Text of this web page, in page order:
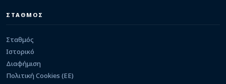
ΣΤΑΘΜΟΣ
Σταθμός
Ιστορικό
Διαφήμιση
Πολιτική Cookies (ΕΕ)